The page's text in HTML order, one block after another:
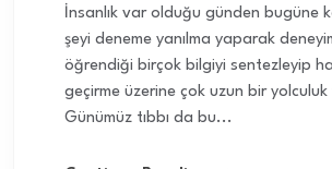
İnsanlık var olduğu günden bugüne
şeyi deneme yanılma yaparak
öğrendiği birçok bilgiyi sentezleyip
geçirme üzerine çok uzun bir yolculuk
Günümüz tıbbı da bu...